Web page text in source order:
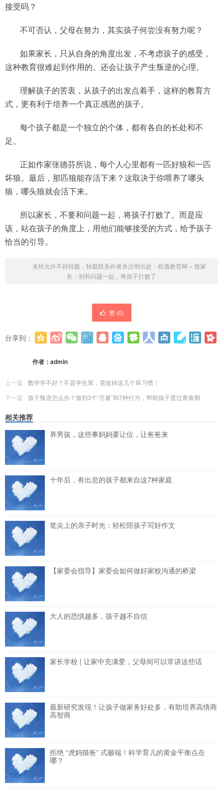
接受吗？
不可否认，父母在努力，其实孩子何尝没有努力呢？
如果家长，只从自身的角度出发，不考虑孩子的感受，
这种教育很难起到作用的。还会让孩子产生叛逆的心理。
理解孩子的苦衷，从孩子的出发点着手，这样的教育方
式，更有利于培养一个真正感恩的孩子。
每个孩子都是一个独立的个体，都有各自的长处和不
足。
正如作家张德芬所说，每个人心里都有一匹好狼和一匹
坏狼。最后，那匹狼能存活下来？这取决于你喂养了哪头
狼，哪头狼就会活下来。
所以家长，不要和问题一起，将孩子打败了。而是应
该，站在孩子的角度上，用他们能够接受的方式，给予孩子
恰当的引导。
未经允许不得转载，转载联系作者并注明出处： 机遇教育网 » 致家
长：别和问题一起，将孩子打败了
赞 (0)
分享到：
作者： admin
上一篇
数学学不好？不是学生笨，需改掉这几个坏习惯！
下一篇
孩子叛逆怎么办？做到3个“尽量”和7种行为，帮助孩子度过青春期
相关推荐
养男孩，这些事妈妈要让位，让爸爸来
十年后，有出息的孩子都来自这7种家庭
笔尖上的亲子时光：轻松陪孩子写好作文
【家委会指导】家委会如何做好家校沟通的桥梁
大人的恐惧越多，孩子越不自信
家长学校 | 让家中充满爱，父母间可以常讲这些话
最新研究发现！让孩子做家务好处多，有助培养高情商
高智商
拒绝 “虎妈猫爸” 式极端！科学育儿的黄金平衡点在
哪？